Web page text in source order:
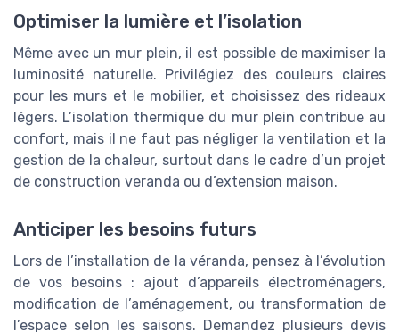
Optimiser la lumière et l’isolation
Même avec un mur plein, il est possible de maximiser la
luminosité naturelle. Privilégiez des couleurs claires
pour les murs et le mobilier, et choisissez des rideaux
légers. L’isolation thermique du mur plein contribue au
confort, mais il ne faut pas négliger la ventilation et la
gestion de la chaleur, surtout dans le cadre d’un projet
de construction veranda ou d’extension maison.
Anticiper les besoins futurs
Lors de l’installation de la véranda, pensez à l’évolution
de vos besoins : ajout d’appareils électroménagers,
modification de l’aménagement, ou transformation de
l’espace selon les saisons. Demandez plusieurs devis